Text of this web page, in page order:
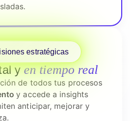
estratégicas
yen tiempo real
de todos tus procesos
y accede a insights
anticipar, mejorar y